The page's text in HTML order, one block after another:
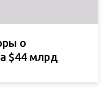
о
$44 млрд